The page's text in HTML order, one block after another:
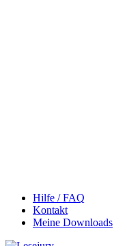
Hilfe / FAQ
Kontakt
Meine Downloads